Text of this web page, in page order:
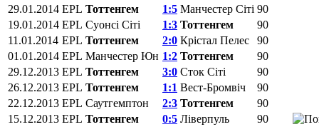
29.01.2014 EPL Тоттенгем 1:5 Манчестер Сіті 90
19.01.2014 EPL Суонсі Сіті 1:3 Тоттенгем
90
11.01.2014 EPL Тоттенгем 2:0 Крістал Пелес
90
01.01.2014 EPL Манчестер Юн 1:2 Тоттенгем
90
29.12.2013 EPL Тоттенгем 3:0 Сток Сіті
90
26.12.2013 EPL Тоттенгем 1:1 Вест-Бромвіч
90
22.12.2013 EPL Саутгемптон 2:3 Тоттенгем
90
15.12.2013 EPL Тоттенгем 0:5 Ліверпуль
90